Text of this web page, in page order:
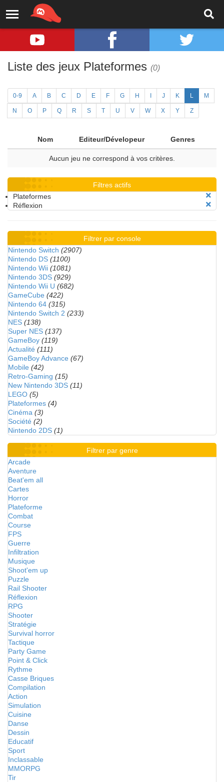
Liste des jeux Plateformes (0)
0-9 A B C D E F G H J K L M
N O P Q R S T U V W X Y Z
Nom Editeur/Dévelopeur Genres
Aucun jeu ne correspond à vos critères.
Filtres actifs
Plateformes
Réflexion
Filtrer par console
Nintendo Switch (2907)
Nintendo DS (1100)
Nintendo Wii (1081)
Nintendo 3DS (929)
Nintendo Wii U (682)
GameCube (422)
Nintendo 64 (315)
Nintendo Switch 2 (233)
NES (138)
Super NES (137)
GameBoy (119)
Actualité (111)
GameBoy Advance (67)
Mobile (42)
Retro-Gaming (15)
New Nintendo 3DS (11)
LEGO (5)
Plateformes (4)
Cinéma (3)
Société (2)
Nintendo 2DS (1)
Filtrer par genre
Arcade
Aventure
Beat'em all
Cartes
Horror
Plateforme
Combat
Course
FPS
Guerre
Infiltration
Musique
Shoot'em up
Puzzle
Rail Shooter
Réflexion
RPG
Shooter
Stratégie
Survival horror
Tactique
Party Game
Point & Click
Rythme
Casse Briques
Compilation
Action
Simulation
Cuisine
Danse
Dessin
Educatif
Sport
Inclassable
MMORPG
Tir